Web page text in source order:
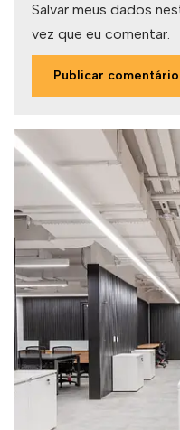
Salvar meus dados
vez que eu comentar.